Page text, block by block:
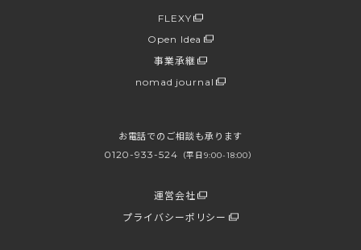
FLEXY
Open Idea
事業承継
nomad journal
お電話でのご相談も承ります
0120-933-524 （平日9:00-18:00）
運営会社
プライバシーポリシー